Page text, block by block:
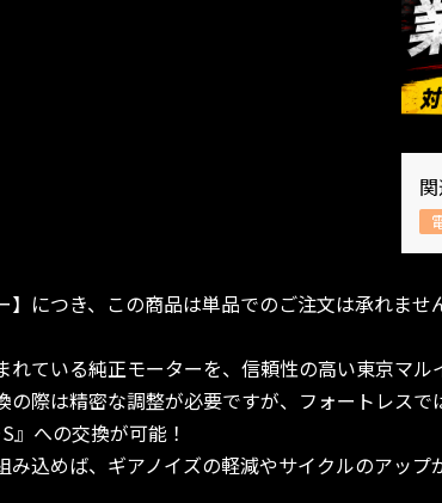
】につき、この商品は単品でのご注文は承れませ
れている純正モーターを、信頼性の高い東京マル
の際は精密な調整が必要ですが、フォートレス
』への交換が可能！
み込めば、ギアノイズの軽減やサイクルのアップ